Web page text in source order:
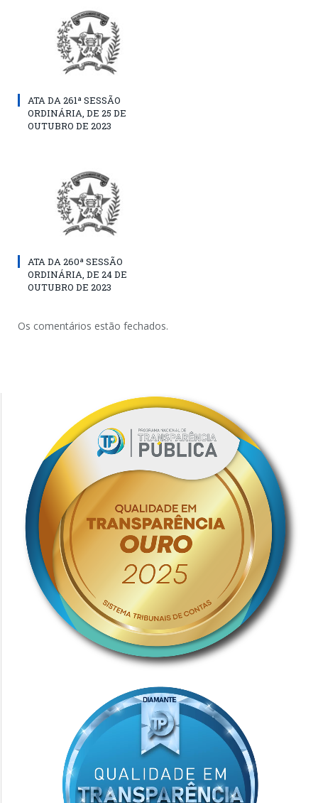
ATA DA 261ª SESSÃO
ORDINÁRIA, DE 25 DE
OUTUBRO DE 2023
ATA DA 260ª SESSÃO
ORDINÁRIA, DE 24 DE
OUTUBRO DE 2023
Os comentários estão fechados.